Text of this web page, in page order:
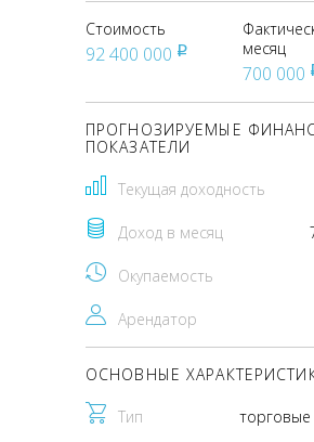
Стоимость
92 400 000 pуб
месяц
700 000
ПРОГНОЗИРУЕМЫЕ
ПОКАЗАТЕЛИ
Текущая доходность
Доход в месяц
Окупаемость
Арендатор
ОСНОВНЫЕ
Тип